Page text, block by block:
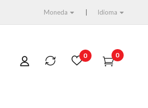
Moneda Idioma
0 0